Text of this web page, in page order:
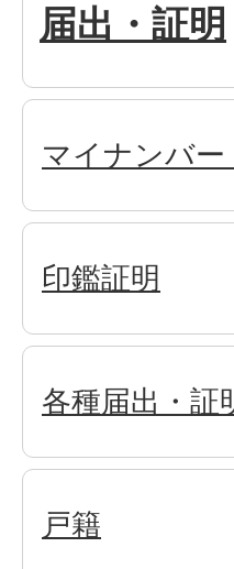
届出・証明
マイナンバ
印鑑証明
各種届出・証
戸籍